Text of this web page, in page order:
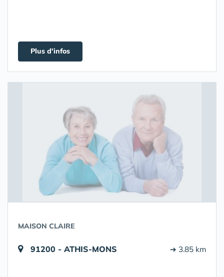
Plus d'infos
MAISON CLAIRE
91200 - ATHIS-MONS ➔ 3.85 km